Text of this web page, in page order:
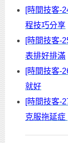
[時間技客-
程技巧分享
[時間技客-
表排好排滿
[時間技客-
就好
[時間技客-
克服拖延症